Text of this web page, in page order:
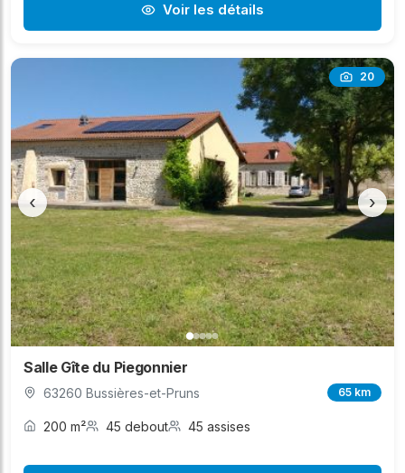
Voir les détails
20
‹ ›
Salle Gîte du Piegonnier
63260 Bussières-et-Pruns 65 km
200 m² 45 debout 45 assises